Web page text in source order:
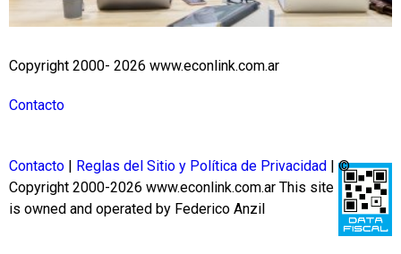
Copyright 2000- 2026 www.econlink.com.ar
Contacto
Contacto Reglas del Sitio y Política de Privacidad
| ©
Copyright 2000-2026 www.econlink.com.ar This site
is owned and operated by Federico Anzil